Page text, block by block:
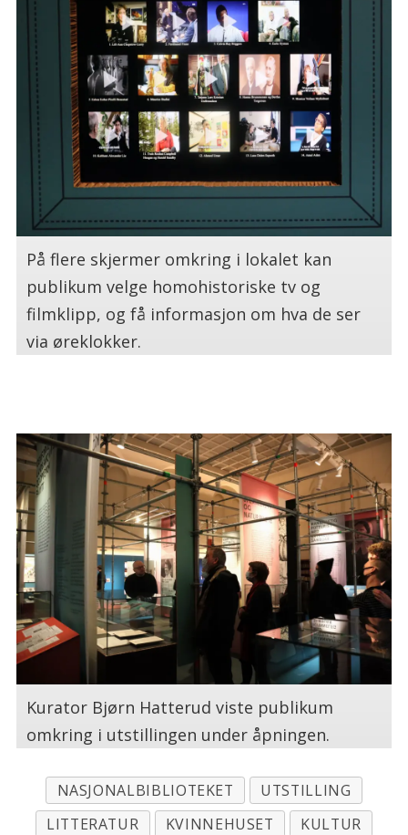
På flere skjermer omkring i lokalet kan
publikum velge homohistoriske tv og
filmklipp, og få informasjon om hva de ser
via øreklokker.
Kurator Bjørn Hatterud viste publikum
omkring i utstillingen under åpningen.
NASJONALBIBLIOTEKET
UTSTILLING
LITTERATUR
KVINNEHUSET
KULTUR